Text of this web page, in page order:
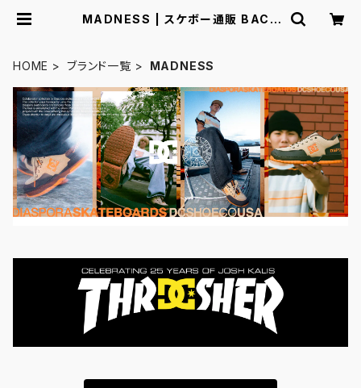
MADNESS | スケボー通販 BACK
HOME ブランド一覧 MADNESS